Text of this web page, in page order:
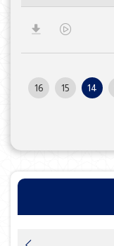
14
15
16